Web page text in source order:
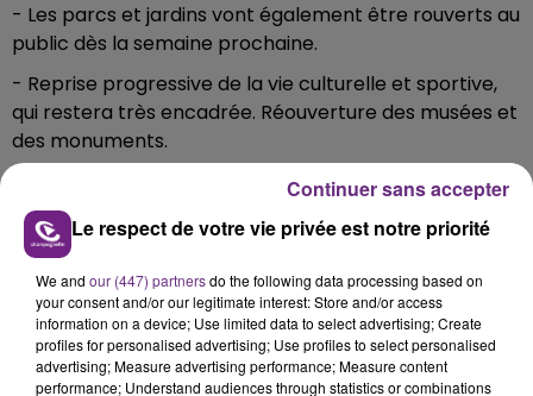
- Les parcs et jardins vont également être rouverts au
public dès la semaine prochaine.
- Reprise progressive de la vie culturelle et sportive,
qui restera très encadrée. Réouverture des musées et
des monuments.
En revanche, les regroupements à 10 personnes
maximum dans l'espace public restent en place, de
même que le principe du télétravail, le respect des
gestes barrières et le port du masque qui est très
largement recommandé.
Les stade et hippodromes restent fermés au public.
Même chose pour les discothèques et salles de jeux.
Le respect de votre vie privée est notre priorité
We and our (447) partnersdo the following data processing based on
your consent and/or our legitimate interest: Store and/or access
information on a device; Use limited data to select advertising; Create
profiles for personalised advertising; Use profiles to select personalised
advertising; Measure advertising performance; Measure content
performance; Understand audiences through statistics or combinations
Continuer sans accepter